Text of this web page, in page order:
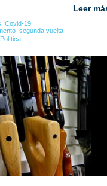
Leer
Covid-19
segunda vuelta